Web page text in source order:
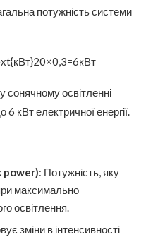
потужність системи
освітленні
кВт електричної енергії.
power): Потужність, яку
максимально
освітлення.
зміни в інтенсивності